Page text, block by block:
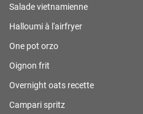
Salade vietnamienne
Halloumi à l'airfryer
One pot orzo
Oignon frit
Overnight oats recette
Campari spritz